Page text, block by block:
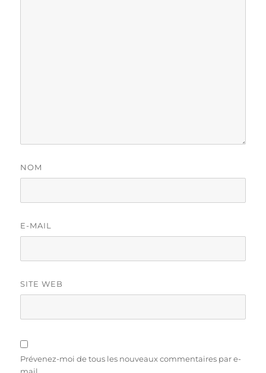
NOM
E-MAIL
SITE WEB
Prévenez-moi de tous les nouveaux commentaires par e-
mail.